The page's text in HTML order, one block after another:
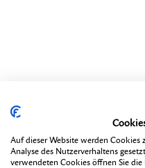
Auf dieser Website werden Cookies
Analyse des Nutzerverhaltens
verwendeten Cookies öffnen Sie die